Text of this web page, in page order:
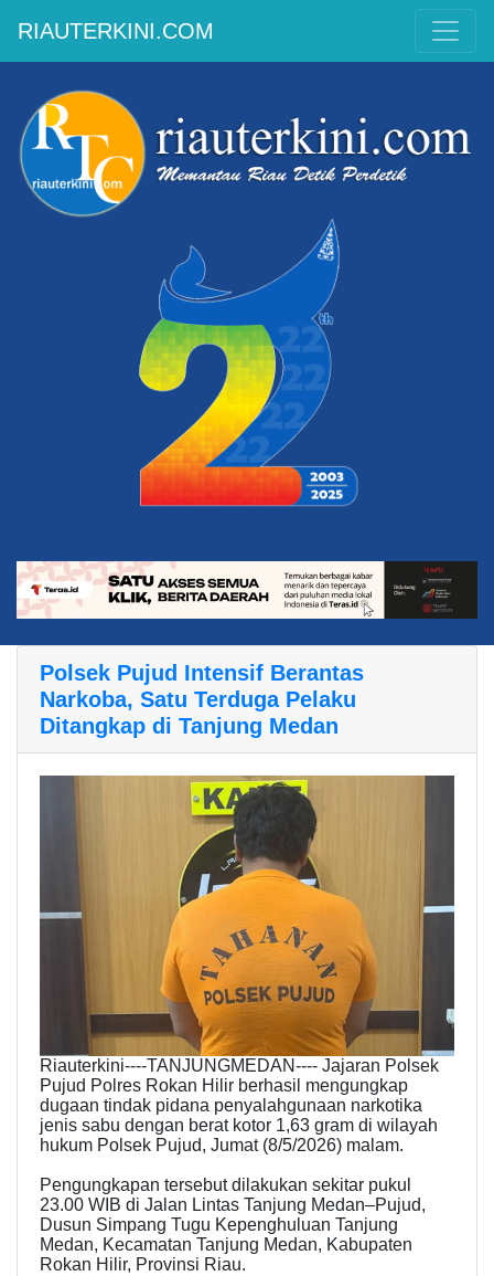
RIAUTERKINI.COM
Polsek Pujud Intensif Berantas
Narkoba, Satu Terduga Pelaku
Ditangkap di Tanjung Medan
Riauterkini----TANJUNGMEDAN---- Jajaran Polsek
Pujud Polres Rokan Hilir berhasil mengungkap
dugaan tindak pidana penyalahgunaan narkotika
jenis sabu dengan berat kotor 1,63 gram di wilayah
hukum Polsek Pujud, Jumat (8/5/2026) malam.
Pengungkapan tersebut dilakukan sekitar pukul
23.00 WIB di Jalan Lintas Tanjung Medan–Pujud,
Dusun Simpang Tugu Kepenghuluan Tanjung
Medan, Kecamatan Tanjung Medan, Kabupaten
Rokan Hilir, Provinsi Riau.